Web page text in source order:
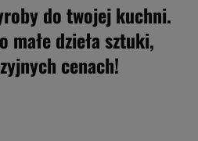
do twojej kuchni.
dzieła sztuki,
cenach!